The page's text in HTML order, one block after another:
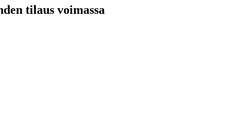
tilaus voimassa